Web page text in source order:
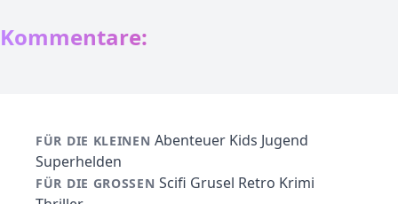
Kommentare:
FÜR DIE KLEINEN Abenteuer Kids Jugend
Superhelden
FÜR DIE GROSSEN Scifi Grusel Retro Krimi